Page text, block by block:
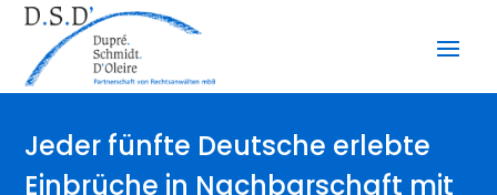
Jeder fünfte Deutsche erlebte
Einbrüche in Nachbarschaft mit